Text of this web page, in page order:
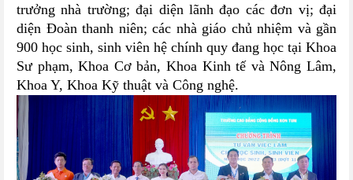
trưởng nhà trường;đại diện lãnh đạo các đơn vị; đại
diện Đoàn thanh niên; các nhà giáo chủ nhiệm vàgần
900 học sinh, sinh viên hệ chính quy đang học tại Khoa
Sư phạm, Khoa Cơ bản, Khoa Kinh tế và Nông Lâm,
Khoa Y, Khoa Kỹ thuật và Công nghệ.